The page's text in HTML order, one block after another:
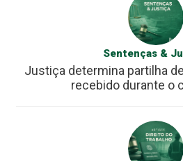
Sentenças &
Justiça determina partilha
recebido durante o